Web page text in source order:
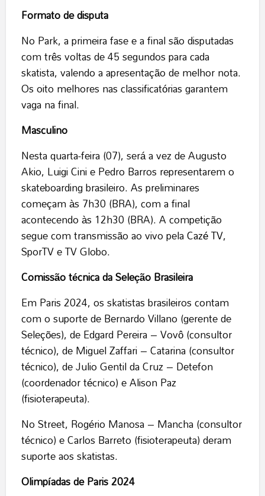
Formato de disputa
No Park, a primeira fase e a final são disputadas
com três voltas de 45 segundos para cada
skatista, valendo a apresentação de melhor nota.
Os oito melhores nas classificatórias garantem
vaga na final.
Masculino
Nesta quarta-feira (07), será a vez de Augusto
Akio, Luigi Cini e Pedro Barros representarem o
skateboarding brasileiro. As preliminares
começam às 7h30 (BRA), com a final
acontecendo às 12h30 (BRA). A competição
segue com transmissão ao vivo pelaCazé TV,
SporTV e TV Globo.
Comissão técnica da Seleção Brasileira
Em Paris 2024, os skatistas brasileiros contam
com o suporte de Bernardo Villano (gerente de
Seleções), de Edgard Pereira – Vovô (consultor
técnico), de Miguel Zaffari – Catarina (consultor
técnico), de Julio Gentil da Cruz – Detefon
(coordenador técnico) e Alison Paz
(fisioterapeuta).
No Street, Rogério Manosa – Mancha (consultor
técnico) e Carlos Barreto (fisioterapeuta) deram
suporte aos skatistas.
Olimpíadas de Paris 2024